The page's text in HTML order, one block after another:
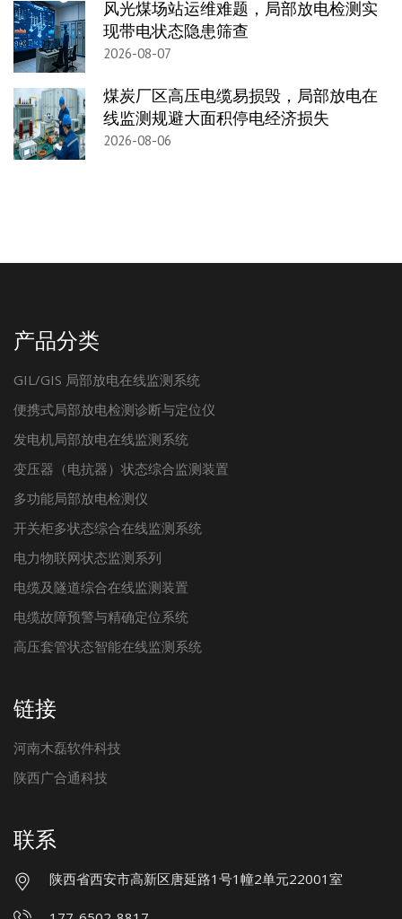
风光煤场站运维难题，局部放电检测实
现带电状态隐患筛查
2026-08-07
煤炭厂区高压电缆易损毁，局部放电在
线监测规避大面积停电经济损失
2026-08-06
产品分类
GIL/GIS 局部放电在线监测系统
便携式局部放电检测诊断与定位仪
发电机局部放电在线监测系统
变压器（电抗器）状态综合监测装置
多功能局部放电检测仪
开关柜多状态综合在线监测系统
电力物联网状态监测系列
电缆及隧道综合在线监测装置
电缆故障预警与精确定位系统
高压套管状态智能在线监测系统
链接
河南木磊软件科技
陕西广合通科技
联系
陕西省西安市高新区唐延路1号1幢2单元22001室